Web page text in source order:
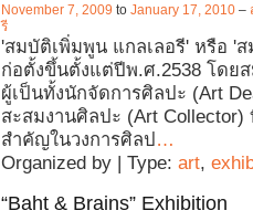
November 7, 2009 to January 17, 2010 –
รี
'สมบัติเพิ่มพูน แกลเลอรี' หรือ '
ก่อตั้งขึ้นตั้งแต่ปีพ.ศ.2538 โดย
ผู้เป็นทั้งนักจัดการศิลปะ (Art
สะสมงานศิลปะ (Art
สำคัญในวงการศิลป …
Organized by | Type: art,
“Baht & Brains” Exhibition